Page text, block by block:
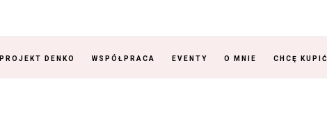
PROJEKT DENKO WSPÓŁPRACA EVENTY O MNIE CHCĘ KUPIĆ